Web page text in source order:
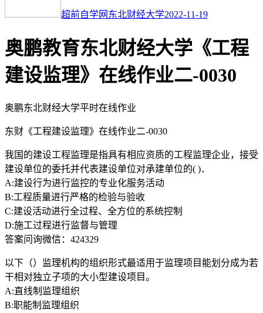
超前自学网 东北财经大学2022-11-19
奥鹏教育东北财经大学《工程
建设监理》在线作业二-0030
奥鹏东北财经大学平时在线作业
东财《工程建设监理》在线作业二-0030
我国的建设工程监理是指具有相应资质的工程监理企业，接受
建设单位的委托并代表建设单位对承建单位的( )．
A:建设行为进行监控的专业化服务活动
B:工程质量进行严格的检验与验收
C:建设活动进行全过程、全方位的系统控制
D:施工过程进行监督与管理
答案问询微信：424329
以下（）监理机构的组织形式最适用于监理项目能划分成为若
干相对独立子项的大小型建设项目。
A:直线制监理组织
B:职能制监理组织